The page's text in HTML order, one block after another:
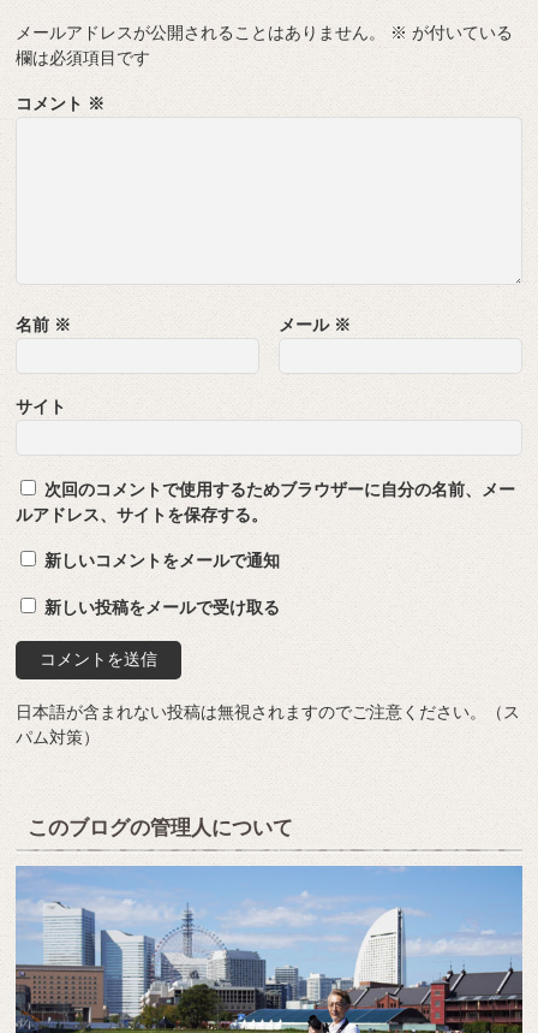
メールアドレスが公開されることはありません。 ※ が付いている
欄は必須項目です
コメント ※
名前 ※ メール ※
サイト
次回のコメントで使用するためブラウザーに自分の名前、メー
ルアドレス、サイトを保存する。
新しいコメントをメールで通知
新しい投稿をメールで受け取る
日本語が含まれない投稿は無視されますのでご注意ください。（ス
パム対策）
このブログの管理人について